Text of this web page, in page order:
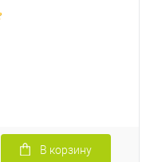
В корзину